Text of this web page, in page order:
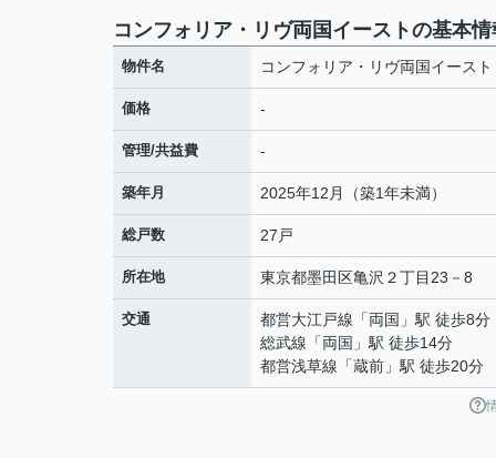
コンフォリア・リヴ両国イーストの基本情
物件名 コンフォリア・リヴ両国イースト
価格 -
管理/共益費 -
築年月 2025年12月（築1年未満）
総戸数 27戸
所在地 東京都墨田区亀沢 ２丁目23－8
交通 都営大江戸線 「両国 」駅 徒歩8分
総武線 「両国 」駅 徒歩14分
都営浅草線 「蔵前 」駅 徒歩20分